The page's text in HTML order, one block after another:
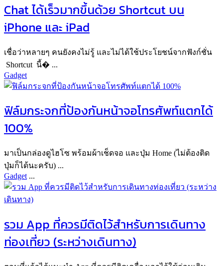
Chat ได้เร็วมากขึ้นด้วย Shortcut บน
iPhone และ iPad
เชื่อว่าหลายๆ คนยังคงไม่รู้ และไม่ได้ใช้ประโยชน์จากฟังก์ชั่น
Shortcut นี้� ...
Gadget
ฟิล์มกระจกที่ป้องกันหน้าจอโทรศัพท์แตกได้
100%
มาเป็นกล่องดูไฮโซ พร้อมผ้าเช็ดจอ และปุ่ม Home (ไม่ต้องติด
ปุ่มก็ได้นะครับ) ...
Gadget ...
รวม App ที่ควรมีติดไว้สำหรับการเดินทาง
ท่องเที่ยว (ระหว่างเดินทาง)